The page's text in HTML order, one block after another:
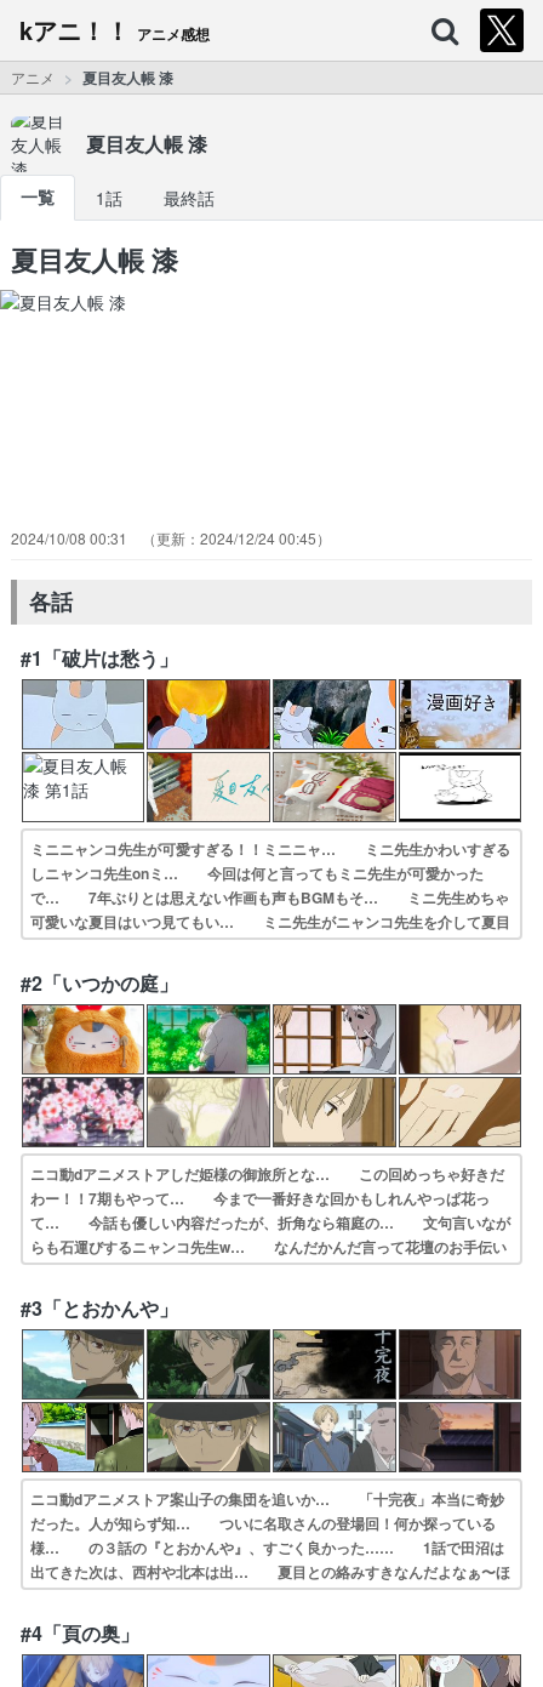
kアニ！！ アニメ感想
アニメ 夏目友人帳 漆
夏目友人帳 漆
一覧 1話 最終話
夏目友人帳 漆
2024/10/08 00:31 2024/12/24 00:45
各話
#1「破片は愁う」
ミニニャンコ先生が可愛すぎる！！ミニニャ… ミニ先生かわいすぎる
しニャンコ先生onミ… 今回は何と言ってもミニ先生が可愛かった
で… 7年ぶりとは思えない作画も声もBGMもそ… ミニ先生めちゃ
可愛いな夏目はいつ見てもい… ミニ先生がニャンコ先生を介して夏目
に言葉… 小瓶を割られた貴志くんと置物を割られた神… 今後の話
もどんな話なのかとても楽しみにな… みにニャンコ先生かわいかった
な〜(ΦωΦ… 7期おめでとうございます。そして、ミニ先…
#2「いつかの庭」
ニコ動dアニメストアしだ姫様の御旅所とな… この回めっちゃ好きだ
わー！！7期もやって… 今まで一番好きな回かもしれんやっぱ花っ
て… 今話も優しい内容だったが、折角なら箱庭の… 文句言いなが
らも石運びするニャンコ先生w… なんだかんだ言って花壇のお手伝い
をするに… 冒頭のギャグ展開から、気付くと泣いている… しだ姫
様の笑い声の説明のとき容莉枝さんが… 夏目のはにかむ困り顔のよう
な嬉しそうな笑… 今日は近所の小学校で運動会です雨が降らな…
#3「とおかんや」
ニコ動dアニメストア案山子の集団を追いか… 「十完夜」本当に奇妙
だった。人が知らず知… ついに名取さんの登場回！何か探っている
様… の３話の『とおかんや』、すごく良かった…… 1話で田沼は
出てきた次は、西村や北本は出… 夏目との絡みすきなんだよなぁ〜ほ
ん怖の「… 庄籠製菓舗さんへ(*>ω<*)♡50cm… ラストの水路が、
家屋が、町の景色が朝焼け… 気になって翌日に訪れる夏目柊のお話し
がむ… やっぱ、名取さん好き毎週、3ニャンコ先生…
#4「頁の奥」